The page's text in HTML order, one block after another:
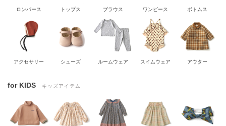
ロンパース トップス ブラウス ワンピース ボトムス
アクセサリー シューズ ルームウェア スイムウェア アウター
for KIDS キッズアイテム